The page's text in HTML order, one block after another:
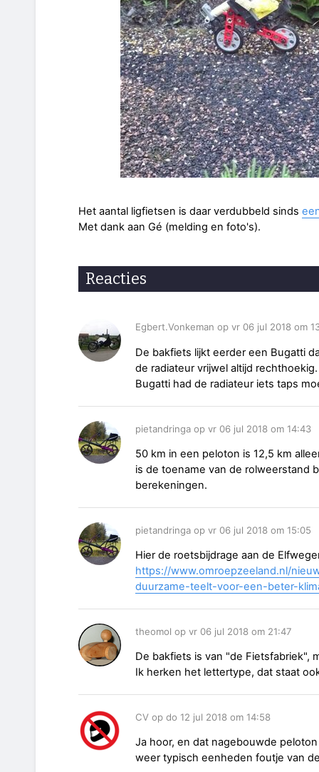
Het aantal ligfietsen is daar verdubbeld sinds
Met dank aan Gé (melding en foto's).
Reacties
Egbert.Vonkeman op vr 06 jul 2018 om
De bakfiets lijkt eerder een Bugatti
de radiateur vrijwel altijd
Bugatti had de radiateur iets taps
pietandringa op vr 06 jul 2018 om 14:43
50 km in een peloton is 12,5 km
is de toename van de rolweerstand
berekeningen.
pietandringa op vr 06 jul 2018 om 15:05
Hier de roetsbijdrage aan de
https://www.omroepzeeland.nl/
duurzame-teelt-voor-een-beter-
theomol op vr 06 jul 2018 om 21:47
De bakfiets is van "de Fietsfabriek",
Ik herken het lettertype, dat staat
CV op do 12 jul 2018 om 14:58
Ja hoor, en dat nagebouwde
weer typisch eenheden foutje van